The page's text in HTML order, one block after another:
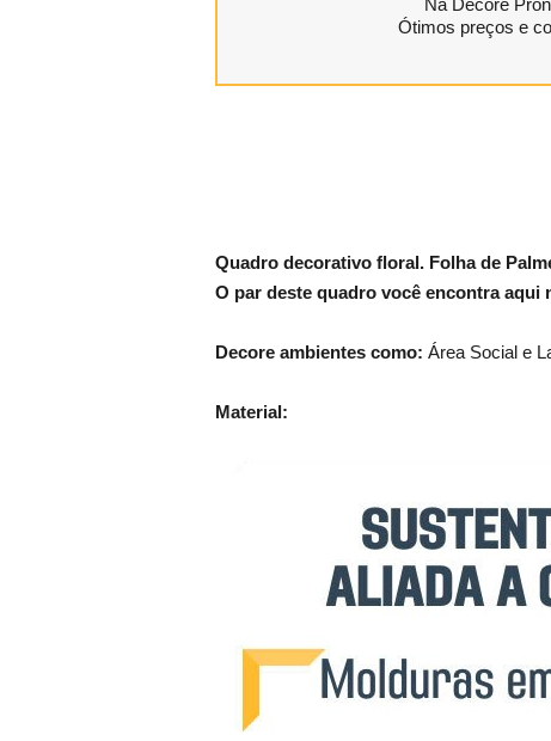
Na Decore
Ótimos preços e
Quadro decorativo floral. Folha de
O par deste quadro você encontra aqui
Decore ambientes como: Área Social e
Material: